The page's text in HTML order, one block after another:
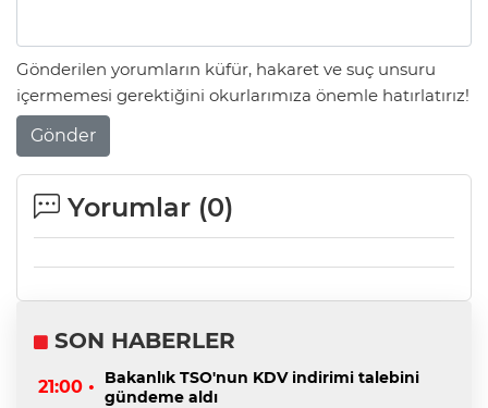
Gönderilen yorumların küfür, hakaret ve suç unsuru
içermemesi gerektiğini okurlarımıza önemle hatırlatırız!
Gönder
Yorumlar (0)
SON HABERLER
21:00 •
Bakanlık TSO'nun KDV indirimi talebini
gündeme aldı